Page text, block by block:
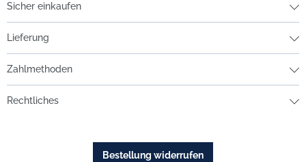
Sicher einkaufen
Lieferung
Zahlmethoden
Rechtliches
Bestellung widerrufen